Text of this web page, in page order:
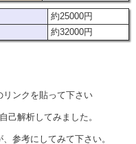
約25000円
約32000円
ンクを貼って下さい
己解析してみました。
参考にしてみて下さい。